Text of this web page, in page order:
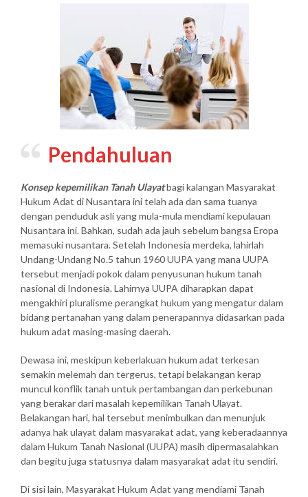
Pendahuluan
Konsep kepemilikan Tanah Ulayatbagi kalangan Masyarakat
Hukum Adat di Nusantara ini telah ada dan sama tuanya
dengan penduduk asli yang mula-mula mendiami kepulauan
Nusantara ini. Bahkan, sudah ada jauh sebelum bangsa Eropa
memasuki nusantara. Setelah Indonesia merdeka, lahirlah
Undang-Undang No.5 tahun 1960 UUPA yang mana UUPA
tersebut menjadi pokok dalam penyusunan hukum tanah
nasional di Indonesia. Lahirnya UUPA diharapkan dapat
mengakhiri pluralisme perangkat hukum yang mengatur dalam
bidang pertanahan yang dalam penerapannya didasarkan pada
hukum adat masing-masing daerah.
Dewasa ini, meskipun keberlakuan hukum adat terkesan
semakin melemah dan tergerus, tetapi belakangan kerap
muncul konflik tanah untuk pertambangan dan perkebunan
yang berakar dari masalah kepemilikan Tanah Ulayat.
Belakangan hari, hal tersebut menimbulkan dan menunjuk
adanya hak ulayat dalam masyarakat adat, yang keberadaannya
dalam Hukum Tanah Nasional (UUPA) masih dipermasalahkan
dan begitu juga statusnya dalam masyarakat adat itu sendiri.
Di sisi lain, Masyarakat Hukum Adat yang mendiami Tanah